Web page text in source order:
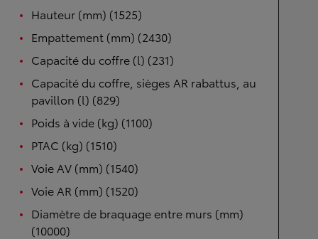
Hauteur (mm) (1525)
Empattement (mm) (2430)
Capacité du coffre (l) (231)
Capacité du coffre, sièges AR rabattus, au
pavillon (l) (829)
Poids à vide (kg) (1100)
PTAC (kg) (1510)
Voie AV (mm) (1540)
Voie AR (mm) (1520)
Diamètre de braquage entre murs (mm)
(10000)